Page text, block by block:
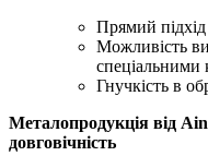
Прямий
Можливість
спеціальними
Гнучкість в
Металопродукція від
довговічність